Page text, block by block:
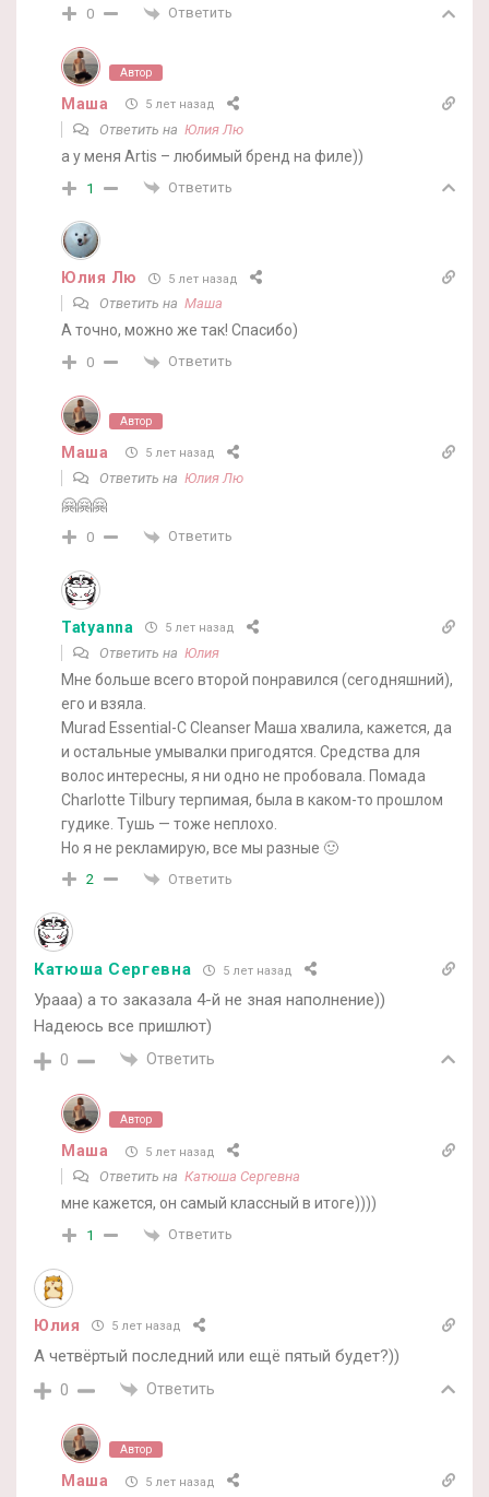
0 Ответить
Автор
Маша 5 лет назад
Ответить на Юлия Лю
а у меня Artis – любимый бренд на филе))
1 Ответить
Юлия Лю 5 лет назад
Ответить на Маша
А точно, можно же так! Спасибо)
0 Ответить
Автор
Маша 5 лет назад
Ответить на Юлия Лю
🤗🤗🤗
0 Ответить
Tatyanna 5 лет назад
Ответить на Юлия
Мне больше всего второй понравился (сегодняшний),
его и взяла.
Murad Essential-C Cleanser Маша хвалила, кажется, да
и остальные умывалки пригодятся. Средства для
волос интересны, я ни одно не пробовала. Помада
Charlotte Tilbury терпимая, была в каком-то прошлом
гудике. Тушь — тоже неплохо.
Но я не рекламирую, все мы разные 🙂
2 Ответить
Катюша Сергевна 5 лет назад
Урааа) а то заказала 4-й не зная наполнение))
Надеюсь все пришлют)
0 Ответить
Автор
Маша 5 лет назад
Ответить на Катюша Сергевна
мне кажется, он самый классный в итоге))))
1 Ответить
Юлия 5 лет назад
А четвёртый последний или ещё пятый будет?))
0 Ответить
Автор
Маша 5 лет назад